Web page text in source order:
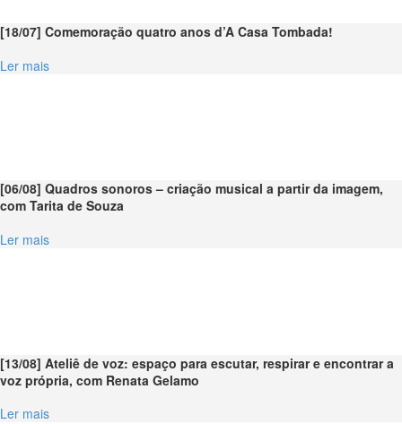
[18/07] Comemoração quatro anos d’A Casa Tombada!
Ler mais
[06/08] Quadros sonoros – criação musical a partir da imagem,
com Tarita de Souza
Ler mais
[13/08] Ateliê de voz: espaço para escutar, respirar e encontrar a
voz própria, com Renata Gelamo
Ler mais